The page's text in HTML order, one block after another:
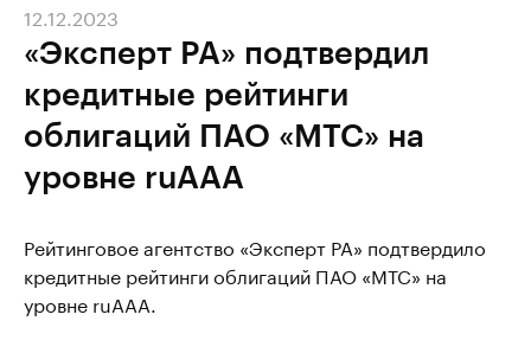
«Эксперт РА» подтвердил
кредитные рейтинги
облигаций ПАО «МТС» на
уровне ruAAA
12.12.2023
Рейтинговое агентство «Эксперт РА» подтвердило
кредитные рейтинги облигаций ПАО «МТС» на
уровне ruAAA.